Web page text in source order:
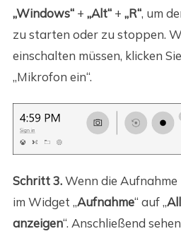
„Windows“+ „Alt“+ „R“, um
zu starten oder zu stoppen.
einschalten müssen, klicken
„Mikrofon ein“.
Schritt 3.Wenn die Aufnahme
im Widget „Aufnahme“ auf „
anzeigen“. Anschließend